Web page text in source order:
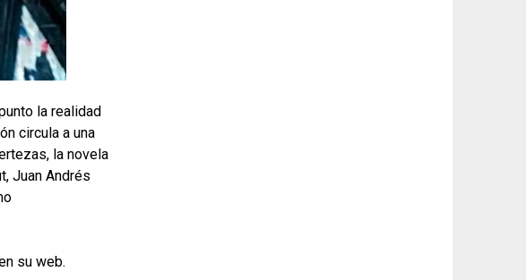
la realidad
circula a una
la novela
Juan Andrés
su web.